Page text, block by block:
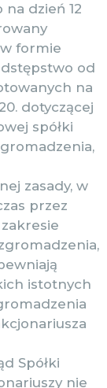
dzień 12
formie
od
na
dotyczącej
spółki
zasady, w
przez
istotnych
Spółki
nie